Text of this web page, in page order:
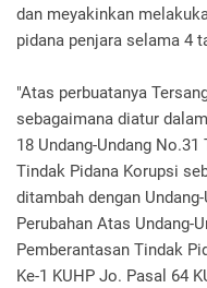
dan meyakinkan
pidana penjara selama 4
"Atas perbuatanya
sebagaimana diatur
18 Undang-Undang
Tindak Pidana Korupsi
ditambah dengan
Perubahan Atas Undang-
Pemberantasan Tindak
Ke-1 KUHP Jo. Pasal 64